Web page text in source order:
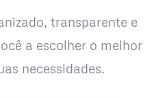
transparente e
a escolher o melhor
necessidades.